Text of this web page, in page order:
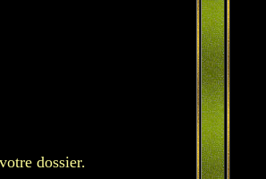
dossier.